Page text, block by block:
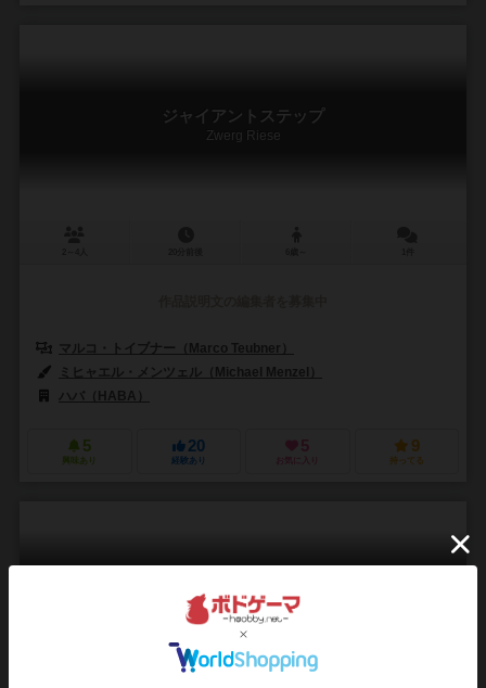
ジャイアントステップ
Zwerg Riese
マルコ・トイブナー（Marco Teubner）
ミヒャエル・メンツェル（Michael Menzel）
ハバ（HABA）
5
興味あり
20
経験あり
5
お気に入り
9
持ってる
ごちそう畑
Curli Kuller